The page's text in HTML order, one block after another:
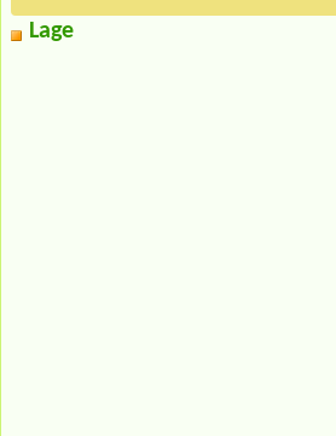
Lage